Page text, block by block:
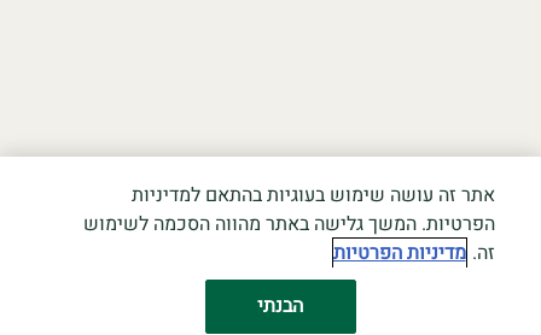
אתר זה עושה שימוש בעוגיות בהתאם למדיניות
הפרטיות. המשך גלישה באתר מהווה הסכמה לשימוש
זה. מדיניות הפרטיות
הבנתי